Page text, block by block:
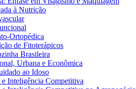
à Nutrição
Ortopédica
de Fitoterápicos
Brasileira
Urbana e Econômica
ao Idoso
Inteligência Competitiva